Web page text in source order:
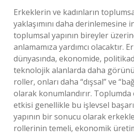
Erkeklerin ve kadınların
yaklaşımını daha derinlemesine
toplumsal yapının bireyler
anlamamıza yardımcı olacaktır.
dünyasında, ekonomide,
teknolojik alanlarda daha
roller, onları daha “dışsal” ve
olarak konumlandırır.
etkisi genellikle bu işlevsel
yapının bir sonucu olarak
rollerinin temeli, ekonomik